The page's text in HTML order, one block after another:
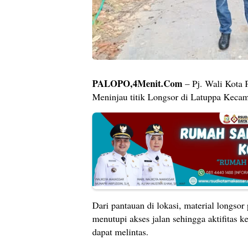
PALOPO,4Menit.Com – Pj. Wali Kota
Meninjau titik Longsor di Latuppa
Dari pantauan di lokasi, material
menutupi akses jalan sehingga aktifitas
dapat melintas.